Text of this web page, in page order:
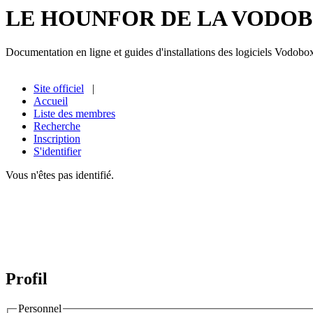
LE HOUNFOR DE LA
Documentation en ligne et guides d'installations des logiciels
Site officiel |
Accueil
Liste des membres
Recherche
Inscription
S'identifier
Vous n'êtes pas identifié.
Profil
Personnel